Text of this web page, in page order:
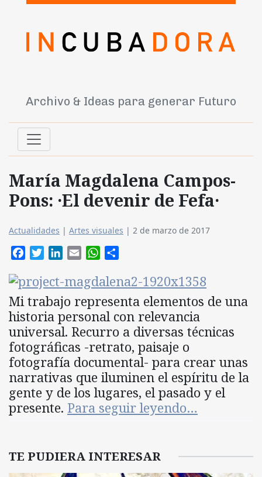
Archivo & Ideas para generar Futuro
María Magdalena Campos-
Pons: ·El devenir de Fefa·
Actualidades | Artes visuales | 2 de marzo de 2017
FacebookTwitterLinkedIn
Email WhatsApp
Mi trabajo representa elementos de una
historia personal con relevancia
universal. Recurro a diversas técnicas
fotográficas -retrato, paisaje o
fotografía documental- para crear unas
narrativas que iluminen el espíritu de la
gente y de los lugares, el pasado y el
presente. Para seguir leyendo…
TE PUDIERA INTERESAR